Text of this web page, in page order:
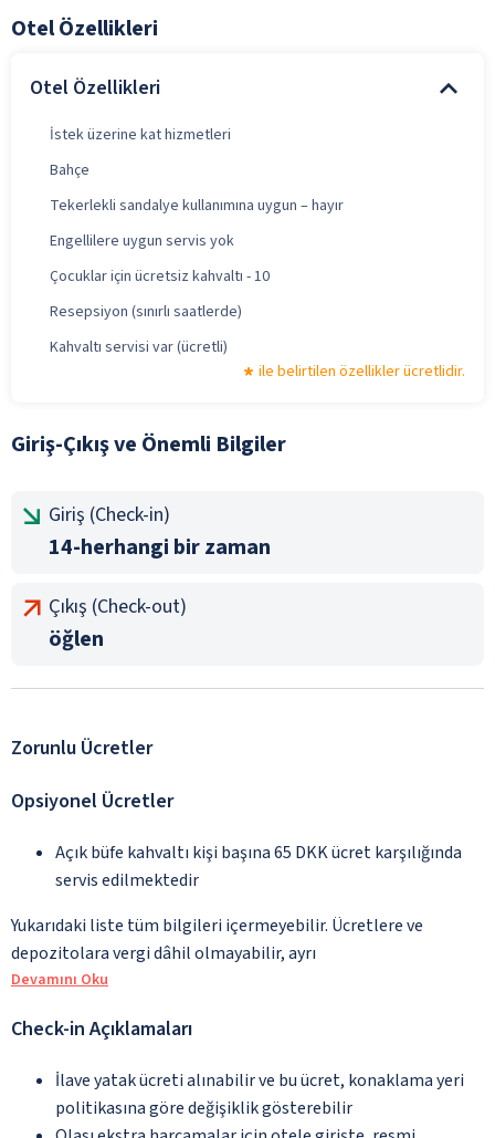
Otel Özellikleri
Otel Özellikleri
İstek üzerine kat hizmetleri
Bahçe
Tekerlekli sandalye kullanımına uygun – hayır
Engellilere uygun servis yok
Çocuklar için ücretsiz kahvaltı - 10
Resepsiyon (sınırlı saatlerde)
Kahvaltı servisi var (ücretli)
ile belirtilen özellikler ücretlidir.
Giriş-Çıkış ve Önemli Bilgiler
Giriş (Check-in)
14-herhangi bir zaman
Çıkış (Check-out)
öğlen
Zorunlu Ücretler
Opsiyonel Ücretler
Açık büfe kahvaltı kişi başına 65 DKK ücret karşılığında
servis edilmektedir
Yukarıdaki liste tüm bilgileri içermeyebilir. Ücretlere ve
depozitolara vergi dâhil olmayabilir, ayrı
Devamını Oku
Check-in Açıklamaları
İlave yatak ücreti alınabilir ve bu ücret, konaklama yeri
politikasına göre değişiklik gösterebilir